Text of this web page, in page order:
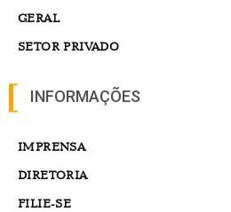
GERAL
SETOR PRIVADO
INFORMAÇÕES
IMPRENSA
DIRETORIA
FILIE-SE